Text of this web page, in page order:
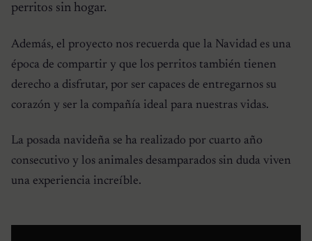
perritos sin hogar.
Además, el proyecto nos recuerda que la Navidad es una
época de compartir y que los perritos también tienen
derecho a disfrutar, por ser capaces de entregarnos su
corazón y ser la compañía ideal para nuestras vidas.
La posada navideña se ha realizado por cuarto año
consecutivo y los animales desamparados sin duda viven
una experiencia increíble.